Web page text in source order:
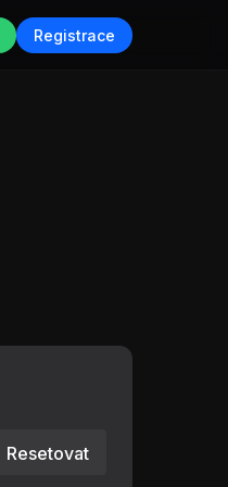
Registrace
Resetovat